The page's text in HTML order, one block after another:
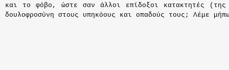
και το φόβο, ώστε σαν άλλοι επίδοξοι κατακτητές
δουλοφροσύνη στους υπηκόους και οπαδούς τους; Λέμε